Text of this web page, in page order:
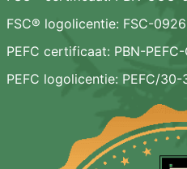
FSC® logolicentie: FSC-
PEFC certificaat: PBN-
PEFC logolicentie: PEFC/